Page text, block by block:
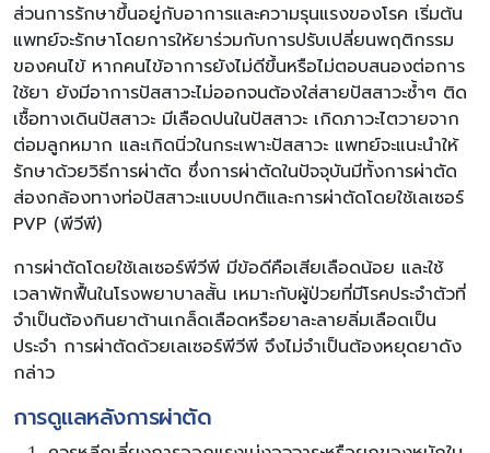
ส่วนการรักษาขึ้นอยู่กับอาการและความรุนแรงของโรค เริ่มต้น
แพทย์จะรักษาโดยการให้ยาร่วมกับการปรับเปลี่ยนพฤติกรรม
ของคนไข้ หากคนไข้อาการยังไม่ดีขึ้นหรือไม่ตอบสนองต่อการ
ใช้ยา ยังมีอาการปัสสาวะไม่ออกจนต้องใส่สายปัสสาวะซ้ำๆ ติด
เชื้อทางเดินปัสสาวะ มีเลือดปนในปัสสาวะ เกิดภาวะไตวายจาก
ต่อมลูกหมาก และเกิดนิ่วในกระเพาะปัสสาวะ แพทย์จะแนะนำให้
รักษาด้วยวิธีการผ่าตัด ซึ่งการผ่าตัดในปัจจุบันมีทั้งการผ่าตัด
ส่องกล้องทางท่อปัสสาวะแบบปกติและการผ่าตัดโดยใช้เลเซอร์
PVP (พีวีพี)
การผ่าตัดโดยใช้เลเซอร์พีวีพี มีข้อดีคือเสียเลือดน้อย และใช้
เวลาพักฟื้นในโรงพยาบาลสั้น เหมาะกับผู้ป่วยที่มีโรคประจำตัวที่
จำเป็นต้องกินยาต้านเกล็ดเลือดหรือยาละลายลิ่มเลือดเป็น
ประจำ การผ่าตัดด้วยเลเซอร์พีวีพี จึงไม่จำเป็นต้องหยุดยาดัง
กล่าว
การดูแลหลังการผ่าตัด